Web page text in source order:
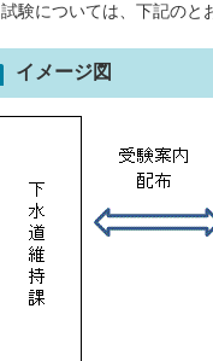
試験については、下記のと
イメージ図